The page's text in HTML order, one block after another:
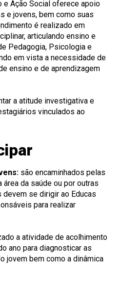
Educação e
de Ação
na
Esporte
de Atenção
e Ação Social oferece apoio
e jovens, bem como suas
é realizado em
articulando ensino e
Pedagogia, Psicologia e
em vista a necessidade de
ensino e de aprendizagem
a atitude investigativa e
vinculados ao
são encaminhados pelas
da saúde ou por outras
se dirigir ao Educas
para realizar
a atividade de acolhimento
ano para diagnosticar as
jovem bem como a dinâmica